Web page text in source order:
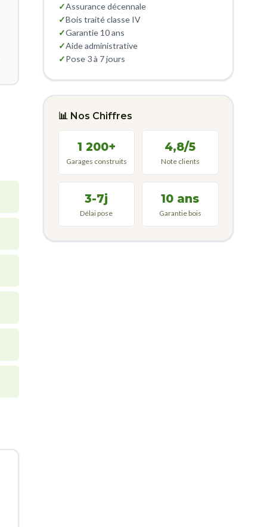
✓Assurance décennale
✓Bois traité classe IV
✓Garantie 10 ans
✓Aide administrative
✓Pose 3 à 7 jours
📊 Nos Chiffres
1 200+
Garages construits
4,8/5
Note clients
3-7j
Délai pose
10 ans
Garantie bois